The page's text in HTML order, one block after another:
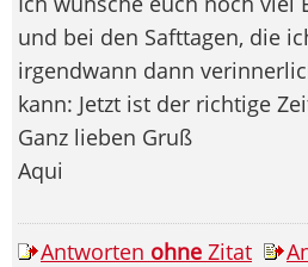
und bei den Safttagen, die
irgendwann dann
kann: Jetzt ist der richtige
Ganz lieben Gruß
Aqui
Antworten ohne Zitat